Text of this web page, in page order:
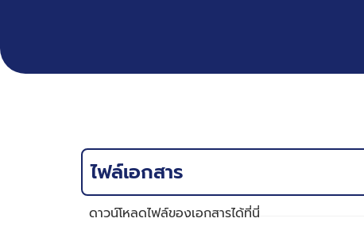
ไฟล์เอกสาร
ดาวน์โหลดไฟล์ของเอกสารได้ที่นี่